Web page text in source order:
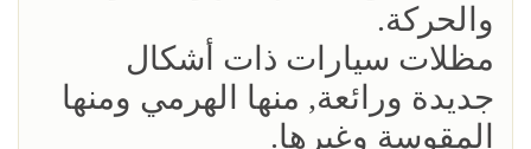
والحركة.
مظلات سيارات ذات أشكال
جديدة ورائعة, منها الهرمي ومنها
المقوسة وغيرها.